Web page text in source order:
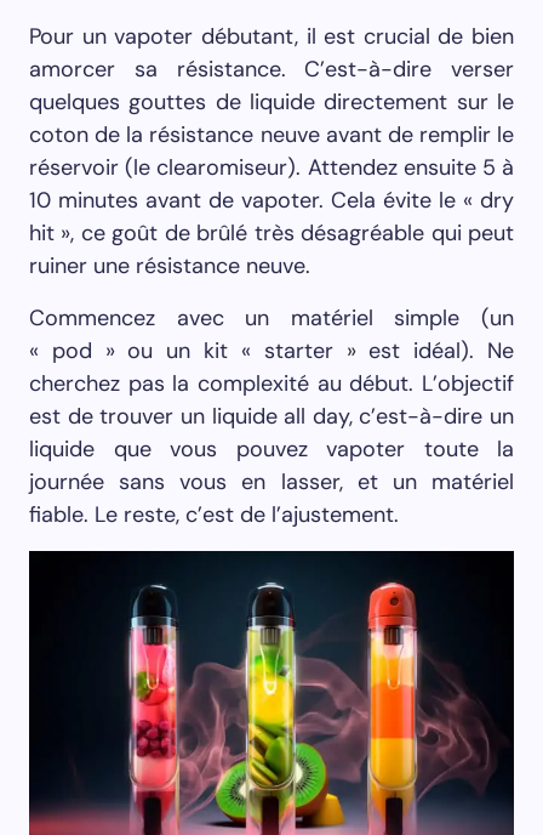
Pour un vapoter débutant, il est crucial de bien
amorcer sa résistance. C’est-à-dire verser
quelques gouttes de liquide directement sur le
coton de la résistance neuve avant de remplir le
réservoir (le clearomiseur). Attendez ensuite 5 à
10 minutes avant de vapoter. Cela évite le « dry
hit », ce goût de brûlé très désagréable qui peut
ruiner une résistance neuve.
Commencez avec un matériel simple (un
« pod » ou un kit « starter » est idéal). Ne
cherchez pas la complexité au début. L’objectif
est de trouver un liquide all day, c’est-à-dire un
liquide que vous pouvez vapoter toute la
journée sans vous en lasser, et un matériel
fiable. Le reste, c’est de l’ajustement.